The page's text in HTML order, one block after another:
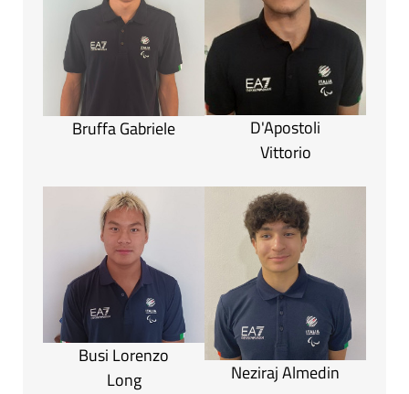
Bruffa Gabriele
D'Apostoli
Vittorio
Busi Lorenzo
Long
Neziraj Almedin